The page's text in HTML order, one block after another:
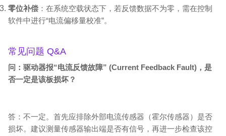
零位补偿 ：在系统空载状态下，若反馈数据不为零，需在控制
软件中进行“电流偏移量校准”。
常见问题 Q&A
问：驱动器报“电流反馈故障” (Current Feedback Fault)，是
否一定是该板损坏？
答：不一定。首先应排除外部电流传感器（霍尔传感器）是否
损坏。建议测量传感器输出端是否有信号，再进一步检查该控